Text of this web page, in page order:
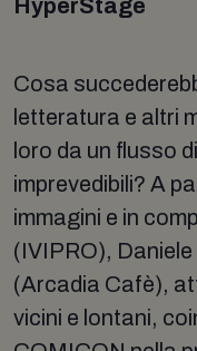
HyperStage
Cosa
letteratura e altri
loro da un flusso
imprevedibili? A
immagini e in
(IVIPRO),
(Arcadia Cafè),
vicini e lontani,